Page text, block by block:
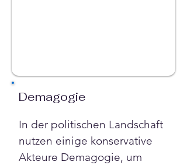
Demagogie
In der politischen Landschaft
nutzen einige konservative
Akteure Demagogie, um